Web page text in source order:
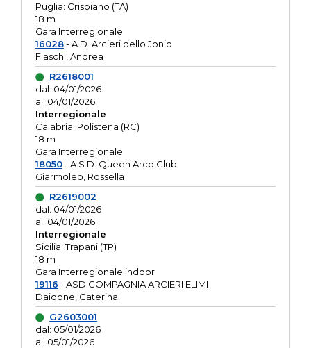
Puglia: Crispiano (TA)
18 m
Gara Interregionale
16028- A.D. Arcieri dello Jonio
Fiaschi, Andrea
R2618001
dal: 04/01/2026
al: 04/01/2026
Interregionale
Calabria: Polistena (RC)
18 m
Gara Interregionale
18050- A.S.D. Queen Arco Club
Giarmoleo, Rossella
R2619002
dal: 04/01/2026
al: 04/01/2026
Interregionale
Sicilia: Trapani (TP)
18 m
Gara Interregionale indoor
19116 - ASD COMPAGNIA ARCIERI ELIMI
Daidone, Caterina
G2603001
dal: 05/01/2026
al: 05/01/2026